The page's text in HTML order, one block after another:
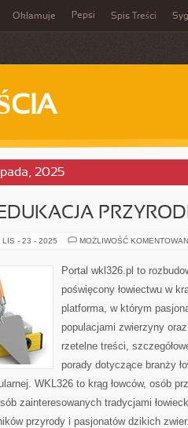
Okłamuje Pepsi Spis Treści
2025
LIS - 23 - 2025 MOŻLIWOŚĆ
Portal wkl326.pl to
poświęcony łowiectwu w
platforma, w którym
populacjami zwierzyny
rzetelne treści,
porady dotyczące branży
WKL326 to krąg łowców, osób
zainteresowanych tradycjami
przyrody i pasjonatów dzikich